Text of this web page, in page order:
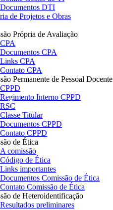
Documentos DTI
de Projetos e Obras
Própria de Avaliação
CPA
Documentos CPA
Links CPA
Contato CPA
Permanente de Pessoal Docente
CPPD
Regimento Interno CPPD
RSC
Classe Titular
Documentos CPPD
Contato CPPD
de Ética
A comissão
Código de Ética
Links importantes
Documentos Comissão de Ética
Contato Comissão de Ética
de Heteroidentificação
Resultados preliminares